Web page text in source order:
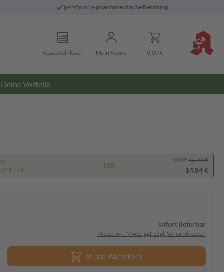
persönliche pharmazeutische Beratung
Rezept einlösen Mein Konto 0,00 €
Deine Vorteile
€ / 1 l)
-10%
UVP: 16,49 €
14,84 €
sofort lieferbar
Preise inkl. MwSt. ggf. zzgl. Versandkosten
In den Warenkorb